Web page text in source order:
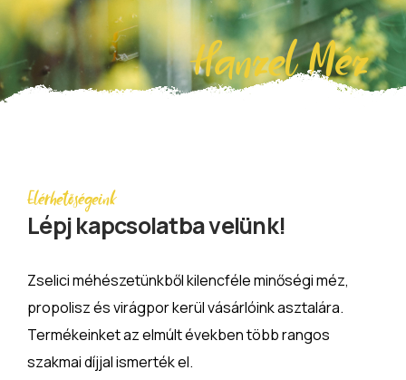
Hanzel Méz
Elérhetőségeink
Lépj kapcsolatba velünk!
Zselici méhészetünkből kilencféle minőségi méz,
propolisz és virágpor kerül vásárlóink asztalára.
Termékeinket az elmúlt években több rangos
szakmai díjjal ismerték el.